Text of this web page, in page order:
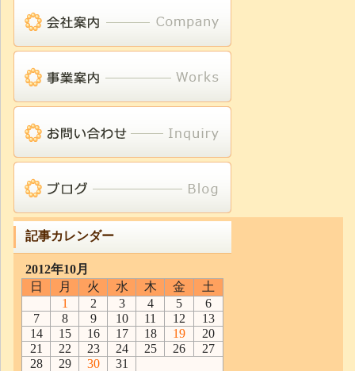
記事カレンダー
2012年10月
日
月 火 水 木 金
土
1
2 3 4 5
6
7
8 9 10 11 12
13
14
15 16 17 18 19
20
21
22 23 24 25 26
27
28
29 30
31